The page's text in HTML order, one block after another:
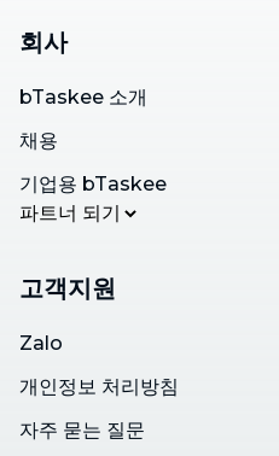
회사
bTaskee 소개
채용
기업용 bTaskee
파트너 되기
고객지원
Zalo
개인정보 처리방침
자주 묻는 질문